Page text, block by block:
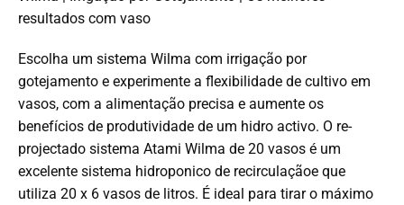
resultados com vaso
Escolha um sistema Wilma com irrigação por
gotejamento e experimente a flexibilidade de cultivo em
vasos, com a alimentação precisa e aumente os
benefícios de produtividade de um hidro activo. O re-
projectado sistema Atami Wilma de 20 vasos é um
excelente sistema hidroponico de recirculaçãoe que
utiliza 20 x 6 vasos de litros. É ideal para tirar o máximo